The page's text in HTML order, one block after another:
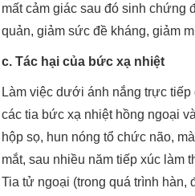
mất cảm giác sau đó sinh chứng
quản, giảm sức đề kháng, giảm
c. Tác hại của bức xạ nhiệt
Làm việc dưới ánh nắng trực
các tia bức xạ nhiệt hồng ngoại
hộp sọ, hun nóng tổ chức não,
mắt, sau nhiều năm tiếp xúc làm
Tia tử ngoại (trong quá trình hàn,